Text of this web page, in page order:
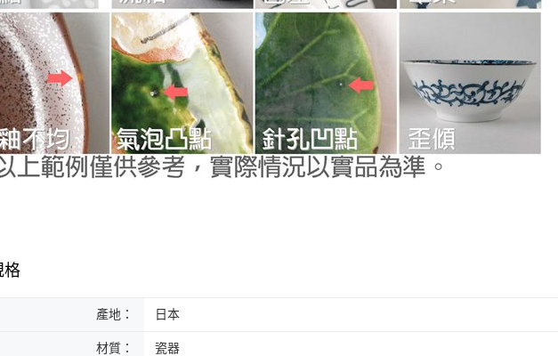
格
產地： 日本
材質： 瓷器